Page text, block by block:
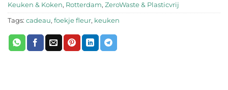
Keuken & Koken, Rotterdam, ZeroWaste & Plasticvrij
Tags: cadeau, foekje fleur, keuken